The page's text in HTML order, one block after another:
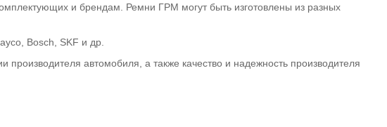
и брендам. Ремни ГРМ могут быть изготовлены из разных
Bosch, SKF и др.
автомобиля, а также качество и надежность производителя